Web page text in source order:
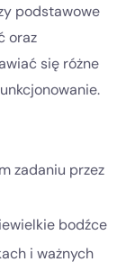
podstawowe
oraz
się różne
zadaniu przez
bodźce
i ważnych